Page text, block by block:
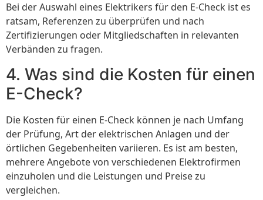
Bei der Auswahl eines Elektrikers für den E-Check ist es
ratsam, Referenzen zu überprüfen und nach
Zertifizierungen oder Mitgliedschaften in relevanten
Verbänden zu fragen.
4. Was sind die Kosten für einen
E-Check?
Die Kosten für einen E-Check können je nach Umfang
der Prüfung, Art der elektrischen Anlagen und der
örtlichen Gegebenheiten variieren. Es ist am besten,
mehrere Angebote von verschiedenen Elektrofirmen
einzuholen und die Leistungen und Preise zu
vergleichen.